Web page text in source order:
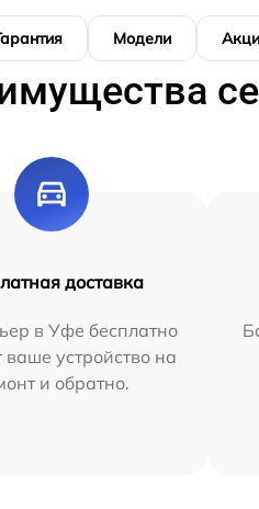
Модели
доставка
в Уфе бесплатно
ваше устройство на
и обратно.